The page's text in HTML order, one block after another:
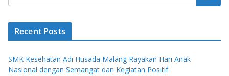
Recent Posts
SMK Kesehatan Adi Husada Malang Rayakan Hari Anak
Nasional dengan Semangat dan Kegiatan Positif